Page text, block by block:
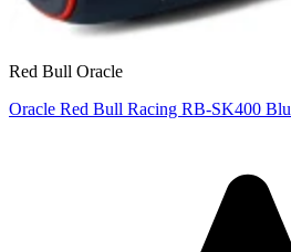
Red Bull Oracle
Oracle Red Bull Racing RB-SK400